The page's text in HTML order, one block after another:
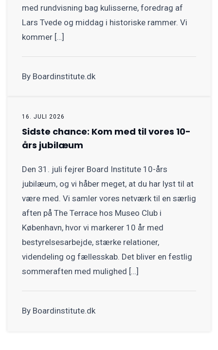
med rundvisning bag kulisserne, foredrag af
Lars Tvede og middag i historiske rammer. Vi
kommer […]
By Boardinstitute.dk
16. JULI 2026
Sidste chance: Kom med til vores 10-
års jubilæum
Den 31. juli fejrer Board Institute 10-års
jubilæum, og vi håber meget, at du har lyst til at
være med. Vi samler vores netværk til en særlig
aften på The Terrace hos Museo Club i
København, hvor vi markerer 10 år med
bestyrelsesarbejde, stærke relationer,
videndeling og fællesskab. Det bliver en festlig
sommeraften med mulighed […]
By Boardinstitute.dk